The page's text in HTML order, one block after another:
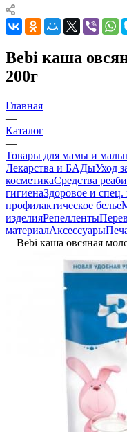
Bebi каша
200г
Главная
—
Каталог
—
Товары для мамы и
Лекарства и БАДыУход
косметикаСредства
гигиенаЗдоровое и спец.
профилактическое белье
изделияРепелленты
материалАксессуары
—Bebi каша овсяная